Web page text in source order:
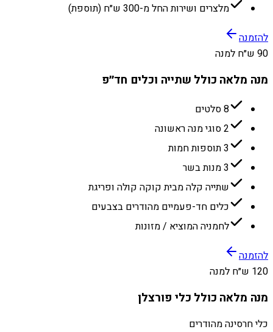
מלצרים ושירות החל מ-300 ש״ח (תוספת)
להזמנה
90 ש״ח למנה
מנה מלאה כולל שתייה וכלים חד״פ
8 סלטים
2 סוגי מנה ראשונה
3 תוספות חמות
3 מנות בשר
שתייה קלה מבית קוקה קולה ופריגת
כלים חד-פעמיים מהודרים בצבעים
לחמניה המוציא / מזונות
להזמנה
120 ש״ח למנה
מנה מלאה כולל כלי פורצלן
כלי חרסינה מהודרים